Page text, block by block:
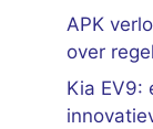
APK
over
Kia EV9: